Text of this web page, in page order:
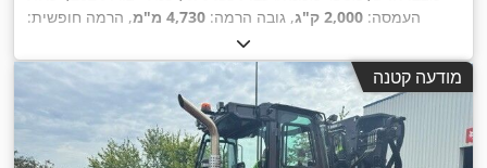
העמסה: 2,000 ק"ג , גובה הרמה: 4,730 מ"מ
, הרמה חופשית:
500 מ"מ
טריפלקס, גובה בנייה:2,230 מ"מ , אורך המזלג:1,200 מ"מ ,
מודעה קטנה